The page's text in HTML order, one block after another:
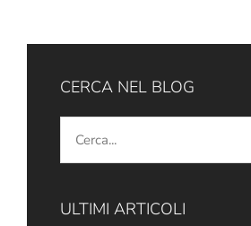
CERCA NEL BLOG
ULTIMI ARTICOLI